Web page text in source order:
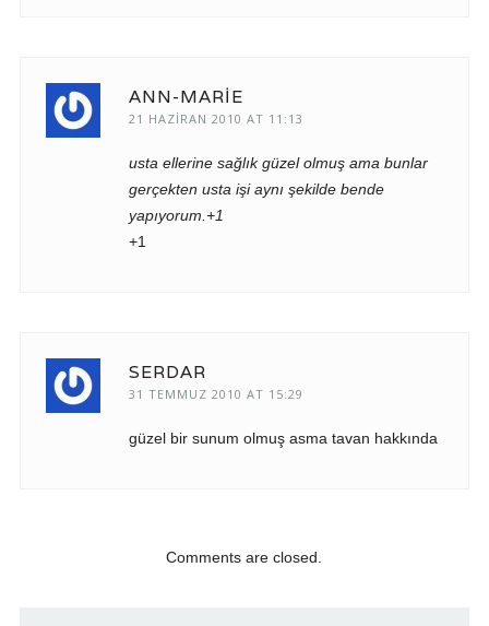
ANN-MARIE
21 HAZIRAN 2010 AT 11:13
usta ellerine sağlık güzel olmuş ama bunlar
gerçekten usta işi aynı şekilde bende
yapıyorum.+1
+1
SERDAR
31 TEMMUZ 2010 AT 15:29
güzel bir sunum olmuş asma tavan hakkında
Comments are closed.